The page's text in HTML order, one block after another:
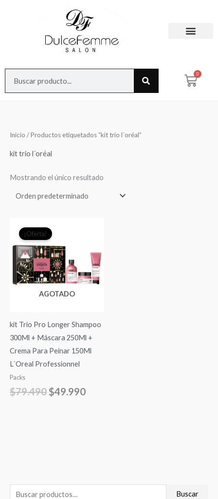
0
Cart
Buscar
Inicio / Productos etiquetados “kit trio l´oréal”
kit trio l´oréal
Mostrando el único resultado
AGOTADO
¡Oferta!
kit Trío Pro Longer Shampoo
300Ml + Máscara 250Ml +
Crema Para Peinar 150Ml
L`Oreal Professionnel
Packs
$79.490
precio
original
era:
$79.490.
$49.990
es:
$49.990.